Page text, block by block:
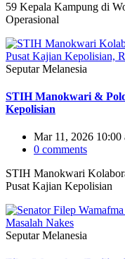
59 Kepala Kampung di
Operasional
Seputar Melanesia
STIH Manokwari &
Kepolisian
Mar 11, 2026 10:00
0 comments
STIH Manokwari
Pusat Kajian Kepolisian
Seputar Melanesia